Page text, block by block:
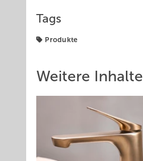
Tags
Produkte
Weitere Inhalte